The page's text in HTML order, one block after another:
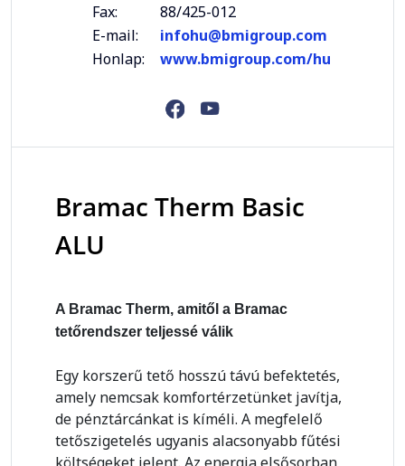
Fax:
88/425-012
E-mail:
infohu@bmigroup.com
Honlap:
www.bmigroup.com/hu
Bramac Therm Basic
ALU
A Bramac Therm, amitől a Bramac
tetőrendszer teljessé válik
Egy korszerű tető hosszú távú befektetés,
amely nemcsak komfortérzetünket javítja,
de pénztárcánkat is kíméli. A megfelelő
tetőszigetelés ugyanis alacsonyabb fűtési